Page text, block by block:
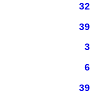
32
39
3
6
39